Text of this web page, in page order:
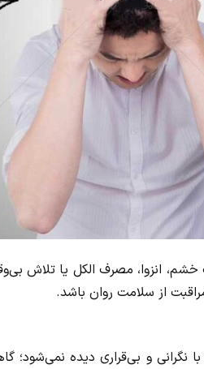
انزوا، مصرف الکل یا تلاش
از سلامت روان باشد.
نگرانی و بی‌قراری دیده